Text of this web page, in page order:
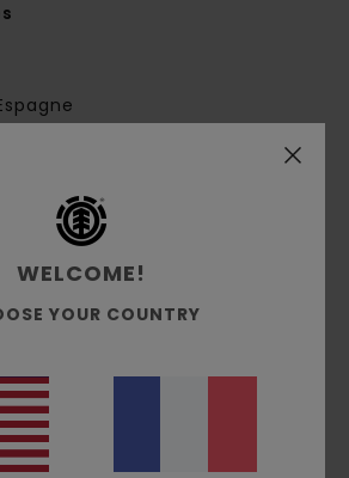
canadien FSC
Biobase
uniquement
avec HLC
alimentée par l’énergie
WELCOME!
YOUR COUNTRY